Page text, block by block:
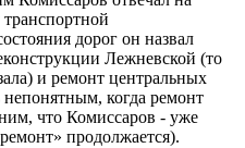
дорог он назвал
Лежневской (то
и ремонт центральных
когда ремонт
что Комиссаров - уже
продолжается).